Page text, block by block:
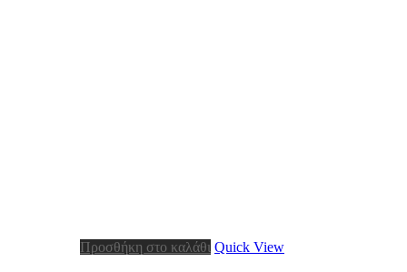
Προσθήκη στο καλάθι Quick View